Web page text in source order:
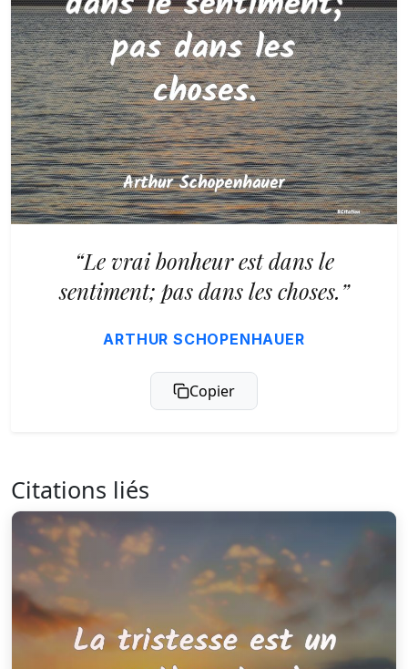
“Le vrai bonheur est dans le
sentiment; pas dans les choses.”
ARTHUR SCHOPENHAUER
Copier
Citations liés